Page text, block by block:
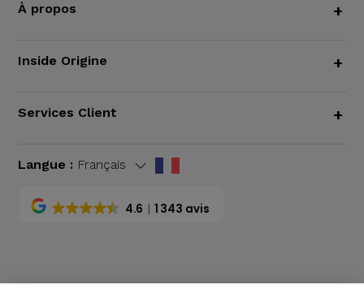
À propos +
Inside Origine +
Services Client +
Langue : Français
4.6 1 343 avis